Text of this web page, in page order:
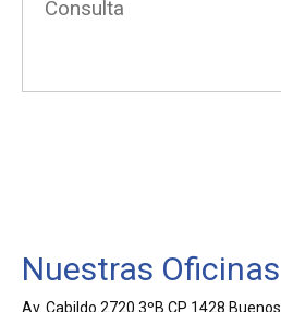
Nuestras Oficinas
Av. Cabildo 2720 3ºB CP 1428